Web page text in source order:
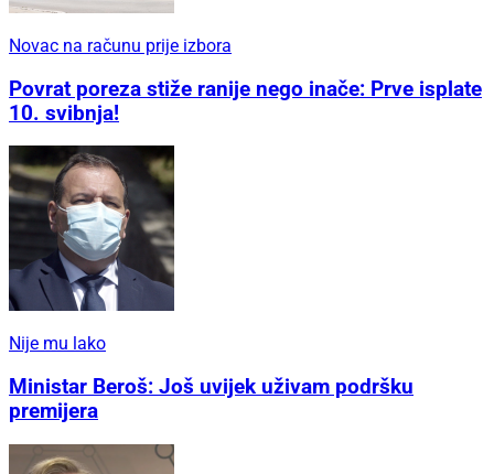
Novac na računu prije izbora
Povrat poreza stiže ranije nego inače: Prve isplate
10. svibnja!
Nije mu lako
Ministar Beroš: Još uvijek uživam podršku
premijera